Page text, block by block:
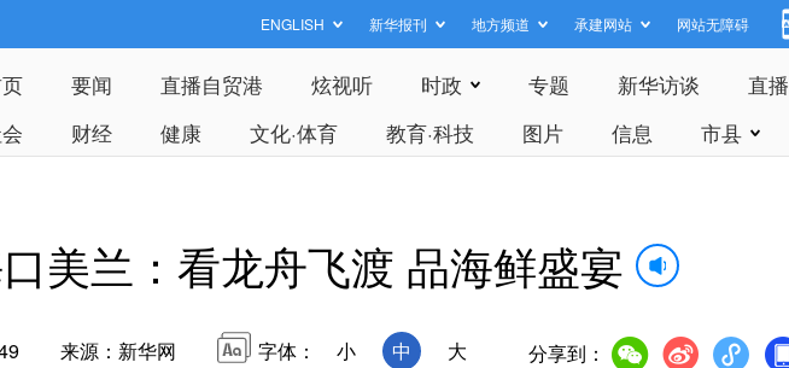
ENGLISH 新华报刊 地方频道 承建网站 网站无障碍
要闻 直播自贸港 炫视听 时政 专题 新华访谈 直播
财经 健康 文化·体育 教育·科技 图片 信息 市县
美兰：看龙舟飞渡 品海鲜盛宴
来源：新华网 字体： 小 中 大 分享到：